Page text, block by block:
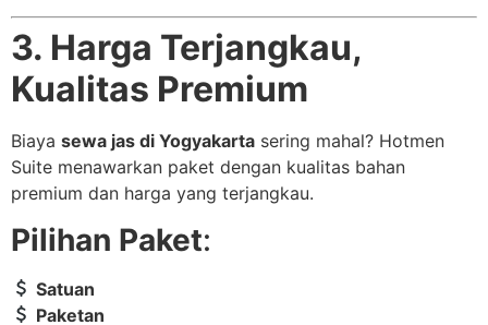
3. Harga Terjangkau,
Kualitas Premium
Biaya sewa jas di Yogyakarta sering mahal? Hotmen
Suite menawarkan paket dengan kualitas bahan
premium dan harga yang terjangkau.
Pilihan Paket:
Satuan
Paketan